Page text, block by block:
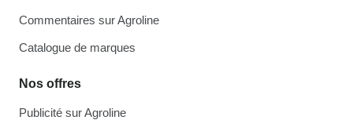
Commentaires sur Agroline
Catalogue de marques
Nos offres
Publicité sur Agroline